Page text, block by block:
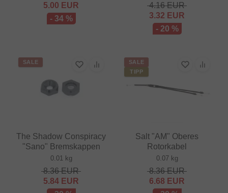
5.00 EUR
- 34 %
4.16EUR
3.32 EUR
- 20 %
SALE
The Shadow Conspiracy
"Sano" Bremskappen
0.01 kg
8.36EUR
5.84 EUR
SALE
TIPP
Salt "AM" Oberes
Rotorkabel
0.07 kg
8.36EUR
6.68 EUR